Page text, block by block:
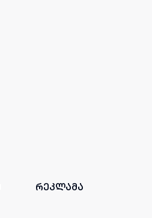
რეკლამა